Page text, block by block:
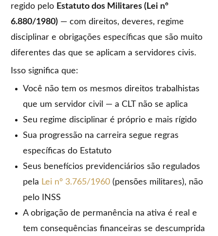
regido pelo Estatuto dos Militares (Lei nº
6.880/1980) — com direitos, deveres, regime
disciplinar e obrigações específicas que são muito
diferentes das que se aplicam a servidores civis.
Isso significa que:
Você não tem os mesmos direitos trabalhistas
que um servidor civil — a CLT não se aplica
Seu regime disciplinar é próprio e mais rígido
Sua progressão na carreira segue regras
específicas do Estatuto
Seus benefícios previdenciários são regulados
pela Lei nº 3.765/1960 (pensões militares), não
pelo INSS
A obrigação de permanência na ativa é real e
tem consequências financeiras se descumprida